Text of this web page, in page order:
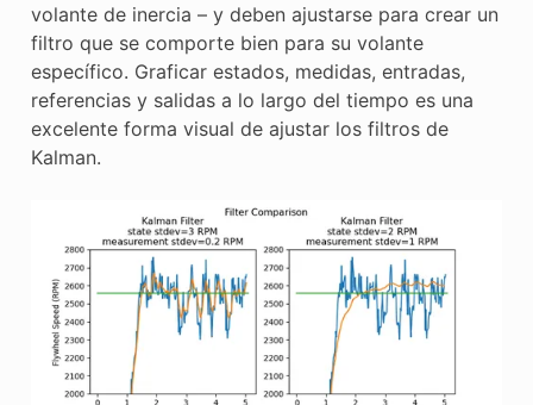
volante de inercia – y deben ajustarse para crear un
filtro que se comporte bien para su volante
específico. Graficar estados, medidas, entradas,
referencias y salidas a lo largo del tiempo es una
excelente forma visual de ajustar los filtros de
Kalman.